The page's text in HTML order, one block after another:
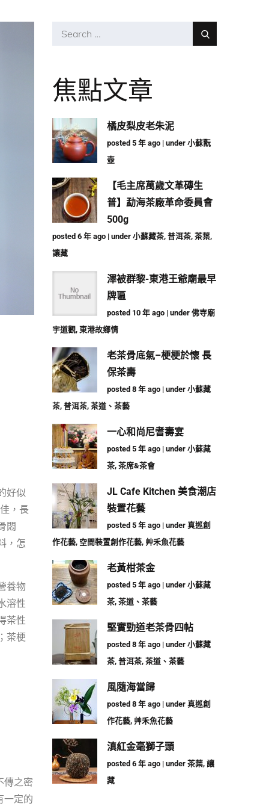
好似
，長
悶
，怎
養物
溶性
茶性
茶梗
傳之密
一定的
Search
Search
焦點文章
橘皮梨皮老朱泥
posted 5 年 ago |under小蘇翫
壺
【毛主席萬歲文革磚生
普】勐海茶廠革命委員會
500g
posted 6 年 ago |under小蘇藏茶,普洱茶,茶葉,
讓藏
澤被群黎-東港王爺廟最早
牌匾
posted 10 年 ago |under佛寺廟
宇道觀,東港故鄉情
老茶骨底氣–梗梗於懷 長
保茶壽
posted 8 年 ago |under小蘇藏
茶,普洱茶,茶道、茶藝
一心和尚尼耆壽宴
posted 5 年 ago |under小蘇藏
茶,茶席&茶會
JL Cafe Kitchen 美食潮店
裝置花藝
posted 5 年 ago |under真巡創
作花藝, 空間裝置創作花藝, 艸禾魚花藝
老黃柑茶金
posted 5 年 ago |under小蘇藏
茶,茶道、茶藝
堅實勁道老茶骨四帖
posted 8 年 ago |under小蘇藏
茶,普洱茶,茶道、茶藝
風隨海當歸
posted 8 年 ago |under真巡創
作花藝, 艸禾魚花藝
滇紅金毫獅子頭
posted 6 年 ago |under茶葉,讓
藏